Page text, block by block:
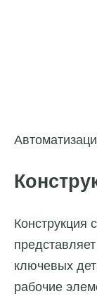
Конструкция
ключевых
рабочие